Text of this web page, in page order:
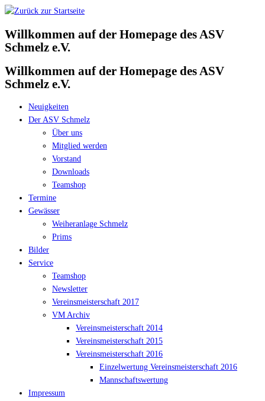
Zum
springen
Willkommen auf der Homepage des ASV
Schmelz e.V.
Willkommen auf der Homepage des ASV
Schmelz e.V.
Neuigkeiten
Der ASV Schmelz
Über uns
Mitglied werden
Vorstand
Downloads
Teamshop
Termine
Gewässer
Weiheranlage Schmelz
Prims
Bilder
Service
Teamshop
Newsletter
Vereinsmeisterschaft 2017
VM Archiv
Vereinsmeisterschaft 2014
Vereinsmeisterschaft 2015
Vereinsmeisterschaft 2016
Einzelwertung Vereinsmeisterschaft 2016
Mannschaftswertung
Impressum